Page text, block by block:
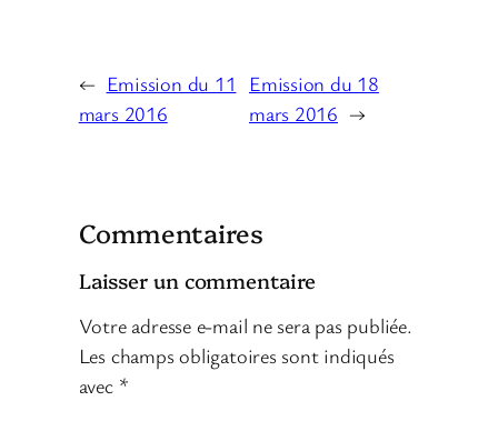
← Emission du 11
mars 2016
Emission du 18
mars 2016 →
Commentaires
Laisser un commentaire
Votre adresse e-mail ne sera pas publiée.
Les champs obligatoires sont indiqués
avec *